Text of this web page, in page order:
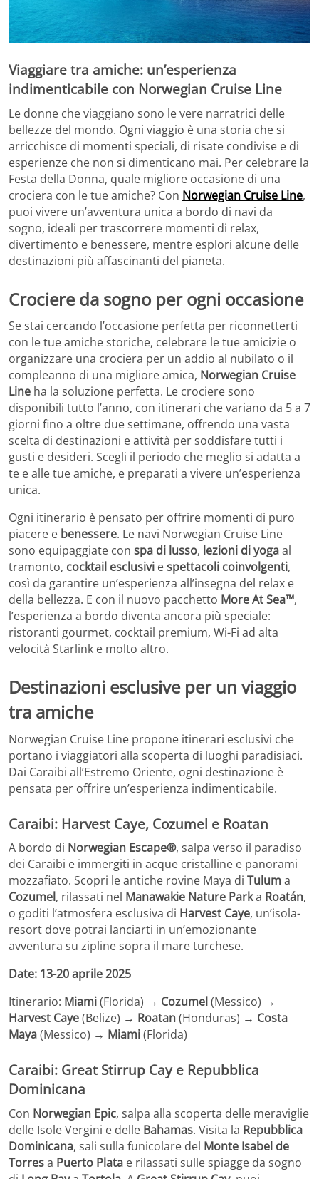
Viaggiare tra amiche: un’esperienza
indimenticabile con Norwegian Cruise Line
Le donne che viaggiano sono le vere narratrici delle
bellezze del mondo. Ogni viaggio è una storia che si
arricchisce di momenti speciali, di risate condivise e di
esperienze che non si dimenticano mai. Per celebrare la
Festa della Donna, quale migliore occasione di una
crociera con le tue amiche? Con Norwegian Cruise Line,
puoi vivere un’avventura unica a bordo di navi da
sogno, ideali per trascorrere momenti di relax,
divertimento e benessere, mentre esplori alcune delle
destinazioni più affascinanti del pianeta.
Crociere da sogno per ogni occasione
Se stai cercando l’occasione perfetta per riconnetterti
con le tue amiche storiche, celebrare le tue amicizie o
organizzare una crociera per un addio al nubilato o il
compleanno di una migliore amica, Norwegian Cruise
Line ha la soluzione perfetta. Le crociere sono
disponibili tutto l’anno, con itinerari che variano da 5 a 7
giorni fino a oltre due settimane, offrendo una vasta
scelta di destinazioni e attività per soddisfare tutti i
gusti e desideri. Scegli il periodo che meglio si adatta a
te e alle tue amiche, e preparati a vivere un’esperienza
unica.
Ogni itinerario è pensato per offrire momenti di puro
piacere e benessere. Le navi Norwegian Cruise Line
sono equipaggiate con spa di lusso, lezioni di yogaal
tramonto, cocktail esclusivi espettacoli coinvolgenti,
così da garantire un’esperienza all’insegna del relax e
della bellezza. E con il nuovo pacchetto More At Sea™,
l’esperienza a bordo diventa ancora più speciale:
ristoranti gourmet, cocktail premium, Wi-Fi ad alta
velocità Starlink e molto altro.
Destinazioni esclusive per un viaggio
tra amiche
Norwegian Cruise Line propone itinerari esclusivi che
portano i viaggiatori alla scoperta di luoghi paradisiaci.
Dai Caraibi all’Estremo Oriente, ogni destinazione è
pensata per offrire un’esperienza indimenticabile.
Caraibi: Harvest Caye, Cozumel e Roatan
A bordo di Norwegian Escape®, salpa verso il paradiso
dei Caraibi e immergiti in acque cristalline e panorami
mozzafiato. Scopri le antiche rovine Maya di Tuluma
Cozumel, rilassati nel Manawakie Nature Parka Roatán,
o goditi l’atmosfera esclusiva di Harvest Caye, un’isola-
resort dove potrai lanciarti in un’emozionante
avventura su zipline sopra il mare turchese.
Date: 13-20 aprile 2025
Itinerario: Miami(Florida) → Cozumel(Messico) →
Harvest Caye(Belize) → Roatan(Honduras) → Costa
Maya(Messico) → Miami(Florida)
Caraibi: Great Stirrup Cay e Repubblica
Dominicana
Con Norwegian Epic, salpa alla scoperta delle meraviglie
delle Isole Vergini e delle Bahamas. Visita la Repubblica
Dominicana, sali sulla funicolare del Monte Isabel de
Torresa Puerto Plata e rilassati sulle spiagge da sogno